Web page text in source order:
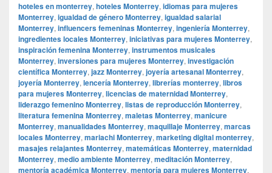
hoteles en monterrey, hoteles Monterrey, idiomas para mujeres
Monterrey, igualdad de género Monterrey, igualdad salarial
Monterrey, influencers femeninas Monterrey, ingeniería Monterrey,
ingredientes locales Monterrey, iniciativas para mujeres Monterrey,
inspiración femenina Monterrey, instrumentos musicales
Monterrey, inversiones para mujeres Monterrey, investigación
científica Monterrey, jazz Monterrey, joyería artesanal Monterrey,
joyería Monterrey, lencería Monterrey, librerías monterrey, libros
para mujeres Monterrey, licencias de maternidad Monterrey,
liderazgo femenino Monterrey, listas de reproducción Monterrey,
literatura femenina Monterrey, maletas Monterrey, manicure
Monterrey, manualidades Monterrey, maquillaje Monterrey, marcas
locales Monterrey, mariachi Monterrey, marketing digital monterrey,
masajes relajantes Monterrey, matemáticas Monterrey, maternidad
Monterrey, medio ambiente Monterrey, meditación Monterrey,
mentoría académica Monterrey, mentoría para mujeres Monterrey,